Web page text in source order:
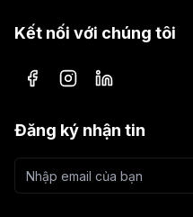
Kết nối với chúng tôi
Facebook
InstagramLinkedIn
Đăng ký nhận tin